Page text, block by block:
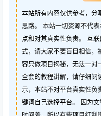
本站所有内容仅供参考，分
思路。 本站一切资源不代
点和对其真实性负责。 互
式，请大家不要盲目相信，
容只做项目揭秘，无法一对
全套的教程讲解，请仔细阅
示，本站不对平台真实性负
键词自己选择平台。 因为